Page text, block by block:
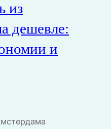
из
дешевле:
и